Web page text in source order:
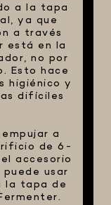
a la tapa
ya que
a través
está en la
no por
Esto hace
higiénico y
difíciles
a
de 6-
accesorio
usar
la tapa de